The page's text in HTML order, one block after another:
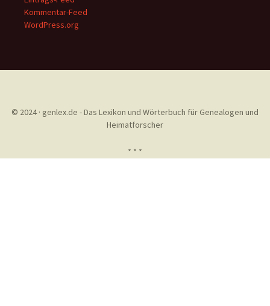
Kommentar-Feed
WordPress.org
© 2024 · genlex.de - Das Lexikon und Wörterbuch für Genealogen und
Heimatforscher
* * *